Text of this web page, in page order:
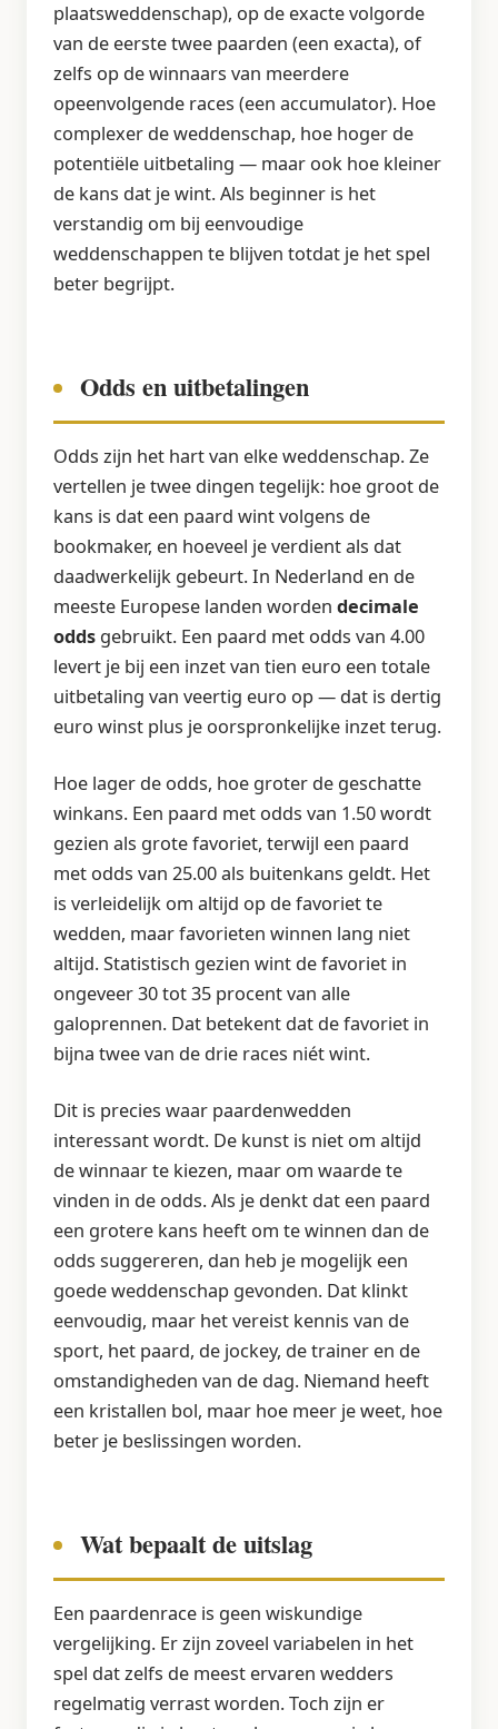
plaatsweddenschap), op de exacte volgorde
van de eerste twee paarden (een exacta), of
zelfs op de winnaars van meerdere
opeenvolgende races (een accumulator). Hoe
complexer de weddenschap, hoe hoger de
potentiële uitbetaling — maar ook hoe kleiner
de kans dat je wint. Als beginner is het
verstandig om bij eenvoudige
weddenschappen te blijven totdat je het spel
beter begrijpt.
Odds en uitbetalingen
Odds zijn het hart van elke weddenschap. Ze
vertellen je twee dingen tegelijk: hoe groot de
kans is dat een paard wint volgens de
bookmaker, en hoeveel je verdient als dat
daadwerkelijk gebeurt. In Nederland en de
meeste Europese landen worden decimale
odds gebruikt. Een paard met odds van 4.00
levert je bij een inzet van tien euro een totale
uitbetaling van veertig euro op — dat is dertig
euro winst plus je oorspronkelijke inzet terug.
Hoe lager de odds, hoe groter de geschatte
winkans. Een paard met odds van 1.50 wordt
gezien als grote favoriet, terwijl een paard
met odds van 25.00 als buitenkans geldt. Het
is verleidelijk om altijd op de favoriet te
wedden, maar favorieten winnen lang niet
altijd. Statistisch gezien wint de favoriet in
ongeveer 30 tot 35 procent van alle
galoprennen. Dat betekent dat de favoriet in
bijna twee van de drie races niét wint.
Dit is precies waar paardenwedden
interessant wordt. De kunst is niet om altijd
de winnaar te kiezen, maar om waarde te
vinden in de odds. Als je denkt dat een paard
een grotere kans heeft om te winnen dan de
odds suggereren, dan heb je mogelijk een
goede weddenschap gevonden. Dat klinkt
eenvoudig, maar het vereist kennis van de
sport, het paard, de jockey, de trainer en de
omstandigheden van de dag. Niemand heeft
een kristallen bol, maar hoe meer je weet, hoe
beter je beslissingen worden.
Wat bepaalt de uitslag
Een paardenrace is geen wiskundige
vergelijking. Er zijn zoveel variabelen in het
spel dat zelfs de meest ervaren wedders
regelmatig verrast worden. Toch zijn er